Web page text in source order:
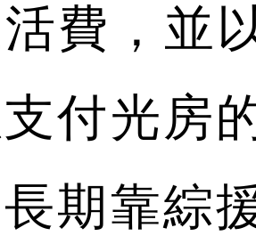
費，並
付光房
期靠綜